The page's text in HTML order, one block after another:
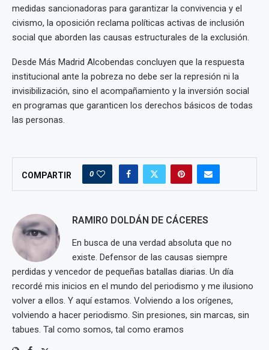
medidas sancionadoras para garantizar la convivencia y el
civismo, la oposición reclama políticas activas de inclusión
social que aborden las causas estructurales de la exclusión.
Desde Más Madrid Alcobendas concluyen que la respuesta
institucional ante la pobreza no debe ser la represión ni la
invisibilización, sino el acompañamiento y la inversión social
en programas que garanticen los derechos básicos de todas
las personas.
COMPARTIR 0
RAMIRO DOLDÁN DE CÁCERES
En busca de una verdad absoluta que no
existe. Defensor de las causas siempre
perdidas y vencedor de pequeñas batallas diarias. Un día
recordé mis inicios en el mundo del periodismo y me ilusiono
volver a ellos. Y aquí estamos. Volviendo a los orígenes,
volviendo a hacer periodismo. Sin presiones, sin marcas, sin
tabues. Tal como somos, tal como eramos